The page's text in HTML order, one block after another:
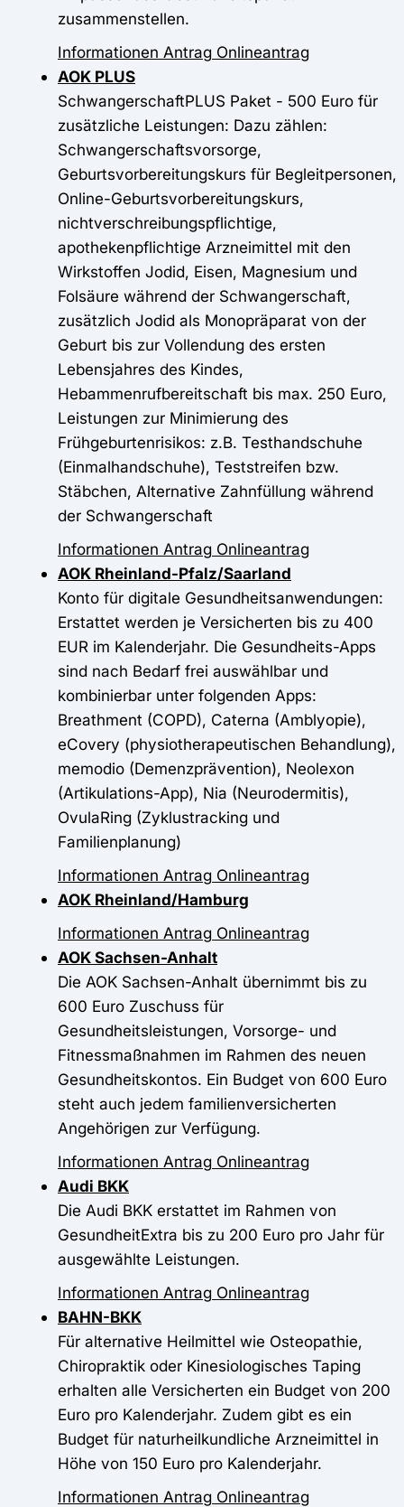
zusammenstellen.
Informationen Antrag Onlineantrag
AOK PLUS
SchwangerschaftPLUS Paket - 500 Euro für
zusätzliche Leistungen: Dazu zählen:
Schwangerschaftsvorsorge,
Geburtsvorbereitungskurs für Begleitpersonen,
Online-Geburtsvorbereitungskurs,
nichtverschreibungspflichtige,
apothekenpflichtige Arzneimittel mit den
Wirkstoffen Jodid, Eisen, Magnesium und
Folsäure während der Schwangerschaft,
zusätzlich Jodid als Monopräparat von der
Geburt bis zur Vollendung des ersten
Lebensjahres des Kindes,
Hebammenrufbereitschaft bis max. 250 Euro,
Leistungen zur Minimierung des
Frühgeburtenrisikos: z.B. Testhandschuhe
(Einmalhandschuhe), Teststreifen bzw.
Stäbchen, Alternative Zahnfüllung während
der Schwangerschaft
Informationen Antrag Onlineantrag
AOK Rheinland-Pfalz/Saarland
Konto für digitale Gesundheitsanwendungen:
Erstattet werden je Versicherten bis zu 400
EUR im Kalenderjahr. Die Gesundheits-Apps
sind nach Bedarf frei auswählbar und
kombinierbar unter folgenden Apps:
Breathment (COPD), Caterna (Amblyopie),
eCovery (physiotherapeutischen Behandlung),
memodio (Demenzprävention), Neolexon
(Artikulations-App), Nia (Neurodermitis),
OvulaRing (Zyklustracking und
Familienplanung)
Informationen Antrag Onlineantrag
AOK Rheinland/Hamburg
Informationen Antrag Onlineantrag
AOK Sachsen-Anhalt
Die AOK Sachsen-Anhalt übernimmt bis zu
600 Euro Zuschuss für
Gesundheitsleistungen, Vorsorge- und
Fitnessmaßnahmen im Rahmen des neuen
Gesundheitskontos. Ein Budget von 600 Euro
steht auch jedem familienversicherten
Angehörigen zur Verfügung.
Informationen Antrag Onlineantrag
Audi BKK
Die Audi BKK erstattet im Rahmen von
GesundheitExtra bis zu 200 Euro pro Jahr für
ausgewählte Leistungen.
Informationen Antrag Onlineantrag
BAHN-BKK
Für alternative Heilmittel wie Osteopathie,
Chiropraktik oder Kinesiologisches Taping
erhalten alle Versicherten ein Budget von 200
Euro pro Kalenderjahr. Zudem gibt es ein
Budget für naturheilkundliche Arzneimittel in
Höhe von 150 Euro pro Kalenderjahr.
Informationen Antrag Onlineantrag